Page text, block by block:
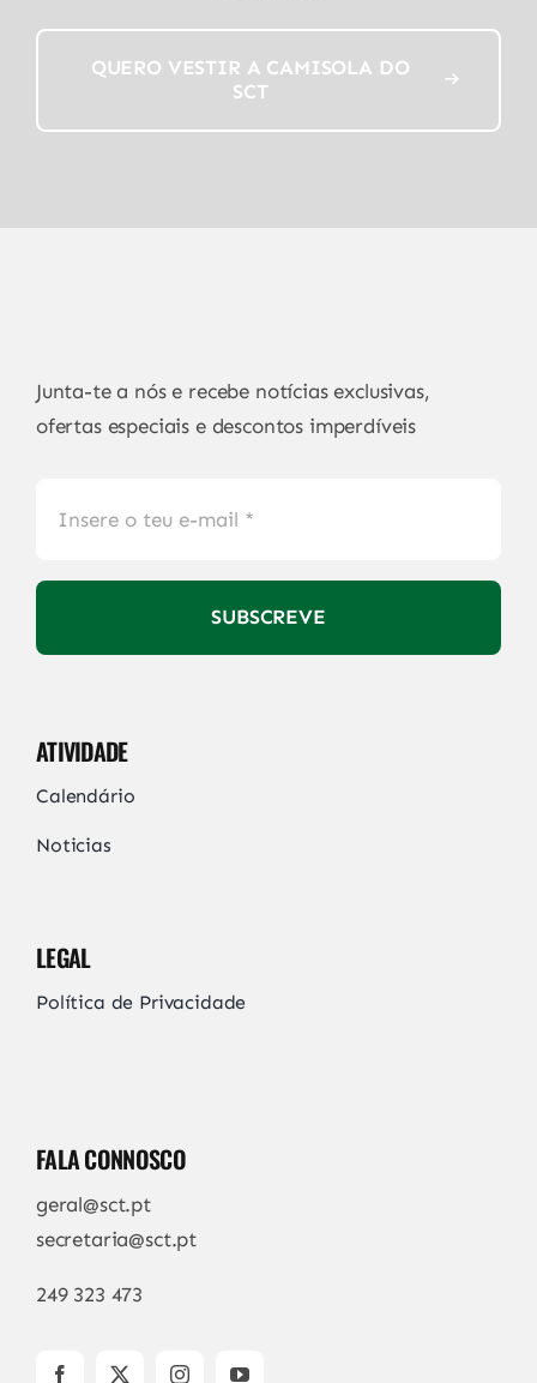
QUERO VESTIR A CAMISOLA DO
SCT
Junta-te a nós e recebe notícias exclusivas,
ofertas especiais e descontos imperdíveis
SUBSCREVE
ATIVIDADE
Calendário
Noticias
LEGAL
Política de Privacidade
FALA CONNOSCO
geral@sct.pt
secretaria@sct.pt
249 323 473